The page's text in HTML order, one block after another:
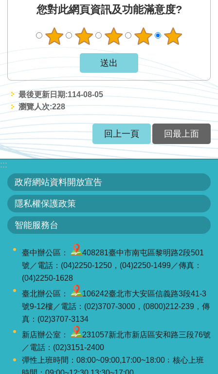
流
屬
網
站
政
府
網
站
資
料
開
放
告
私
您對此網頁資訊及功能滿意度?
最後更新日期:114-08-05
瀏覽人次:228
回上一頁 回最上面
:::
政府網站資料開放宣告
隱私權保護政策
智能服務台
臺中辦公區：
408281臺中市南屯區黎明路2段501
號／電話：(04)2250-1250，(04)2250-1499／傳真：
(04)2250-1628
臺北辦公區：
106242臺北市大安區信義路3段41-3
號9-12樓／電話：(02)3707-3000，(0800)212-239，傳
真：(02)3707-3134
新店辦公室：
231057新北市新店區安和路三段76號
／電話：(02)3151-2400
彈性上班時間：08:00~09:00,17:00~18:00﹔核心上班